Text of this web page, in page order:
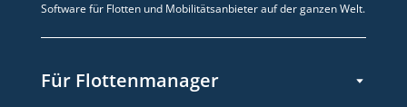
Software für Flotten und Mobilitätsanbieter auf der ganzen Welt.
Für Flottenmanager